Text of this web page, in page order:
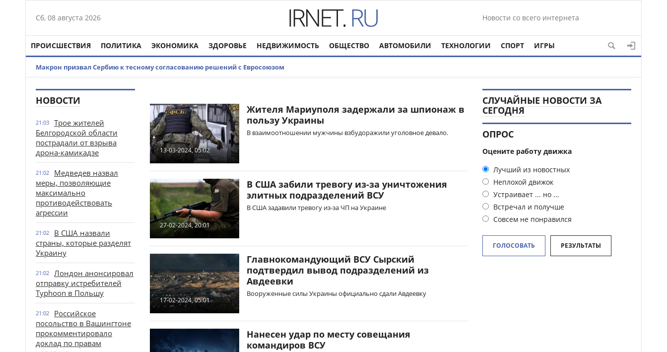
Сб, 08 августа 2026 Новости со всего интернета
ПРОИСШЕСТВИЯ ПОЛИТИКА ЭКОНОМИКА ЗДОРОВЬЕ НЕДВИЖИМОСТЬ ОБЩЕСТВО АВТОМОБИЛИ ТЕХНОЛОГИИ СПОРТ ИГРЫ
Макрон призвал Сербию к тесному согласованию решений с Евросоюзом
НОВОСТИ
21:03
Трое жителей
Белгородской области
пострадали от взрыва
дрона-камикадзе
21:02
Медведев назвал
меры, позволяющие
максимально
противодействовать
агрессии
21:02
В США назвали
страны, которые разделят
Украину
21:02
Лондон анонсировал
отправку истребителей
Typhoon в Польшу
21:02
Российское
посольство в Вашингтоне
прокомментировало
доклад по правам
13-03-2024, 05:02
Жителя Мариуполя задержали за шпионаж в
пользу Украины
В взаимоотношении мужчины взбудоражили уголовное девало.
27-02-2024, 20:01
В США забили тревогу из-за уничтожения
элитных подразделений ВСУ
В США задавили тревогу из-за ЧП на Украине
17-02-2024, 05:01
Главнокомандующий ВСУ Сырский
подтвердил вывод подразделений из
Авдеевки
Вооруженные силы Украины официально сдали Авдеевку
Нанесен удар по месту совещания
командиров ВСУ
СЛУЧАЙНЫЕ НОВОСТИ ЗА
СЕГОДНЯ
ОПРОС
Оцените работу движка
Лучший из новостных
Неплохой движок
Устраивает ... но ...
Встречал и получше
Совсем не понравился
ГОЛОСОВАТЬ РЕЗУЛЬТАТЫ